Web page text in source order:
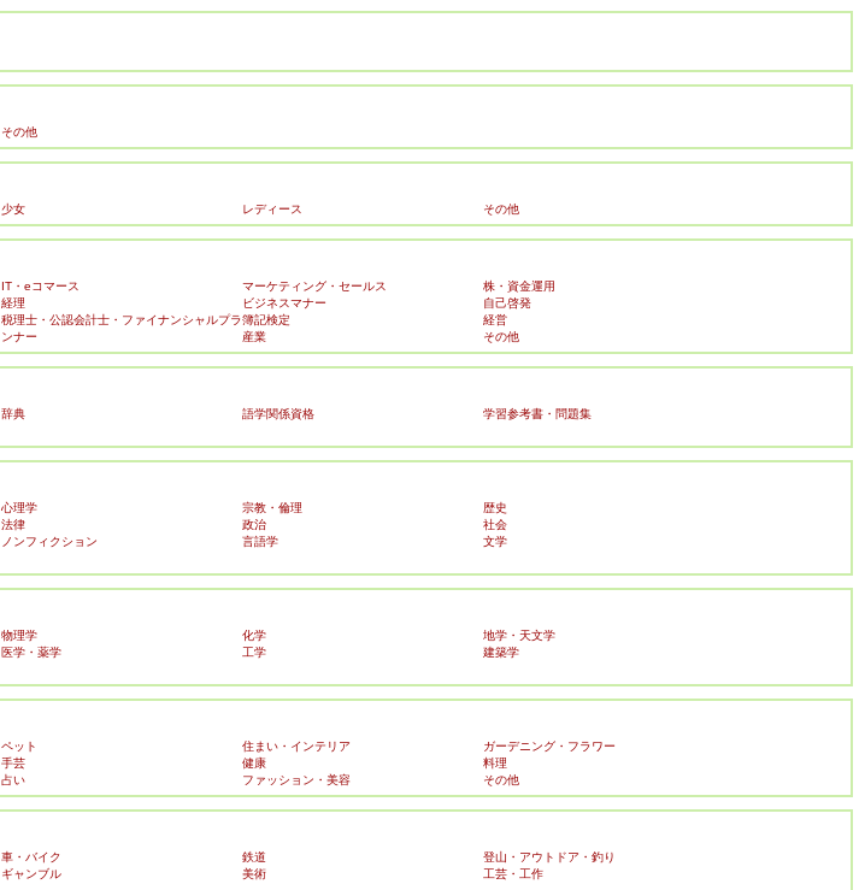
その他
少女 レディース その他
IT・eコマース マーケティング・セールス
株・資金運用
経理 ビジネスマナー
自己啓発
税理士・公認会計士・ファイナンシャルプラ
ンナー
簿記検定
経営
産業
その他
辞典 語学関係資格
学習参考書・問題集
心理学 宗教・倫理
歴史
法律 政治
社会
ノンフィクション 言語学
文学
物理学 化学
地学・天文学
医学・薬学 工学
建築学
ペット 住まい・インテリア
ガーデニング・フラワー
手芸 健康
料理
占い ファッション・美容 その他
車・バイク 鉄道
登山・アウトドア・釣り
ギャンブル 美術
工芸・工作